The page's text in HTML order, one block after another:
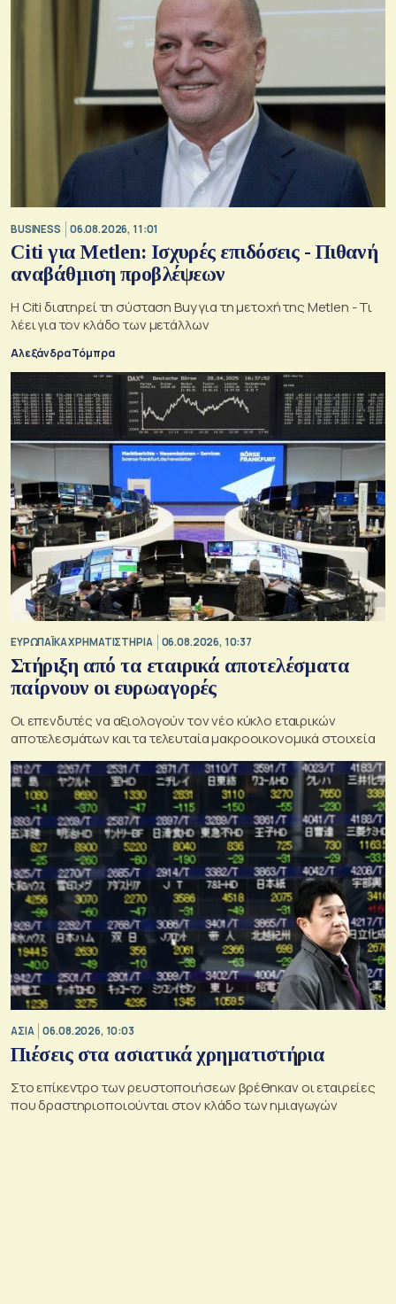
BUSINESS 06.08.2026, 11:01
Citi για Metlen: Ισχυρές επιδόσεις - Πιθανή
αναβάθμιση προβλέψεων
Η Citi διατηρεί τη σύσταση Buy για τη μετοχή της Metlen - Τι
λέει για τον κλάδο των μετάλλων
Αλεξάνδρα Τόμπρα
ΕΥΡΩΠΑΪΚΑ ΧΡΗΜΑΤΙΣΤΗΡΙΑ 06.08.2026, 10:37
Στήριξη από τα εταιρικά αποτελέσματα
παίρνουν οι ευρωαγορές
Οι επενδυτές να αξιολογούν τον νέο κύκλο εταιρικών
αποτελεσμάτων και τα τελευταία μακροοικονομικά στοιχεία
ΑΣΙΑ 06.08.2026, 10:03
Πιέσεις στα ασιατικά χρηματιστήρια
Στο επίκεντρο των ρευστοποιήσεων βρέθηκαν οι εταιρείες
που δραστηριοποιούνται στον κλάδο των ημιαγωγών